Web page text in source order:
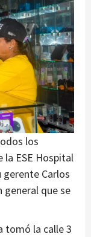
los
ESE Hospital
gerente Carlos
general que se
tomó la calle 3